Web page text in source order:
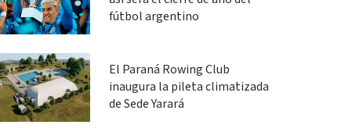
fútbol argentino
El Paraná Rowing Club
inaugura la pileta climatizada
de Sede Yarará